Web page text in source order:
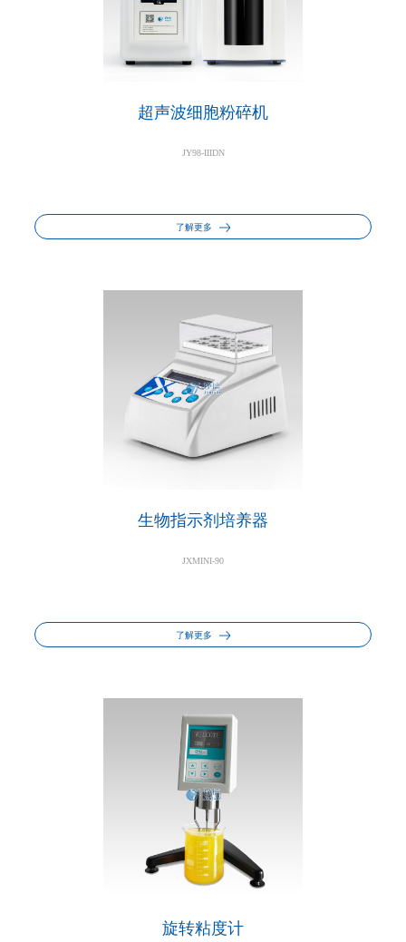
超声波细胞粉碎机
JY98-IIIDN
了解更多
生物指示剂培养器
JXMINI-90
了解更多
旋转粘度计